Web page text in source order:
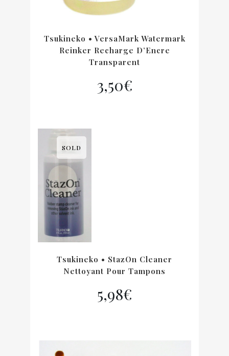
Tsukineko • VersaMark Watermark
Reinker Recharge D’Encre
Transparent
3,50€
SOLD
Tsukineko • StazOn Cleaner
Nettoyant Pour Tampons
5,98€